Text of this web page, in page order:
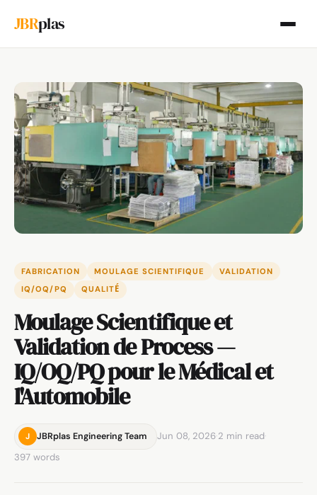
JBRplas
FABRICATION MOULAGE SCIENTIFIQUE
VALIDATION
IQ/OQ/PQ
QUALITÉ
Moulage Scientifique et
Validation de Process —
IQ/OQ/PQ pour le Médical et
l'Automobile
J JBRplas Engineering Team Jun 08, 2026·2 min read·
397 words